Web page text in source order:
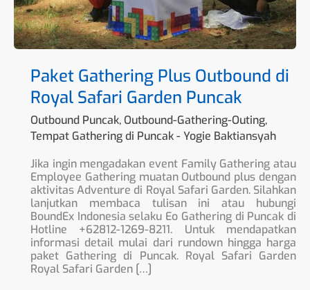
Paket Gathering Plus Outbound di
Royal Safari Garden Puncak
Outbound Puncak, Outbound-Gathering-Outing,
Tempat Gathering di Puncak-Yogie Baktiansyah
Jika ingin mengadakan event Family Gathering atau
Employee Gathering muatan Outbound plus dengan
aktivitas Adventure di Royal Safari Garden. Silahkan
lanjutkan membaca tulisan ini atau hubungi
BoundEx Indonesia selaku Eo Gathering di Puncak di
Hotline +62812-1269-8211. Untuk mendapatkan
informasi detail mulai dari rundown hingga harga
paket Gathering di Puncak. Royal Safari Garden
Royal Safari Garden […]